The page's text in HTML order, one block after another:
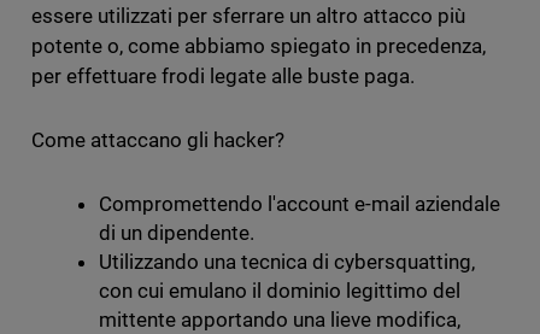
essere utilizzati per sferrare un altro attacco più
potente o, come abbiamo spiegato in precedenza,
per effettuare frodi legate alle buste paga.
Come attaccano gli hacker?
Compromettendo l'account e-mail aziendale
di un dipendente.
Utilizzando una tecnica di cybersquatting,
con cui emulano il dominio legittimo del
mittente apportando una lieve modifica,